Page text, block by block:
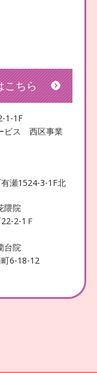
こちら
1-1F
ビス 西区事業
瀬1524-3-1F北
隈院
2-1Ｆ
台院
6-18-12